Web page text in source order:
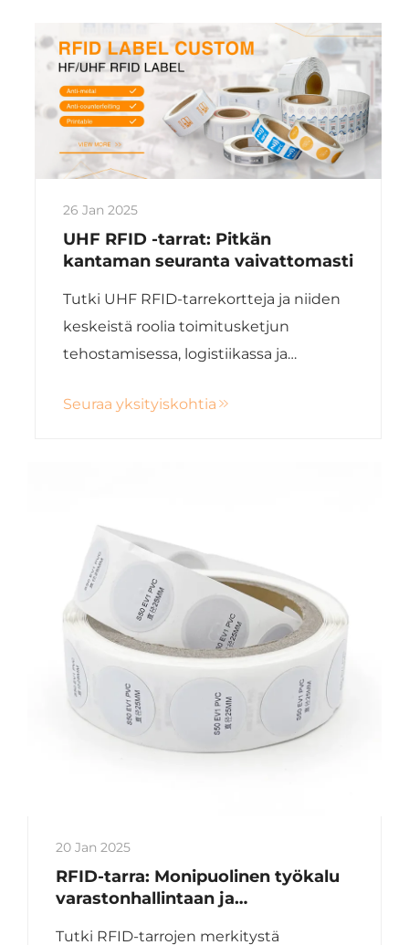
tietoturvassa ja tehokkuuden
parantamisessa.
26 Jan 2025
UHF RFID -tarrat: Pitkän
kantaman seuranta vaivattomasti
Tutki UHF RFID-tarrekortteja ja niiden
keskeistä roolia toimitusketjun
tehostamisessa, logistiikassa ja
langattoman tiedonsiirron avulla.
Seuraa yksityiskohtia
20 Jan 2025
RFID-tarra: Monipuolinen työkalu
varastonhallintaan ja
Tutki RFID-tarrojen merkitystä